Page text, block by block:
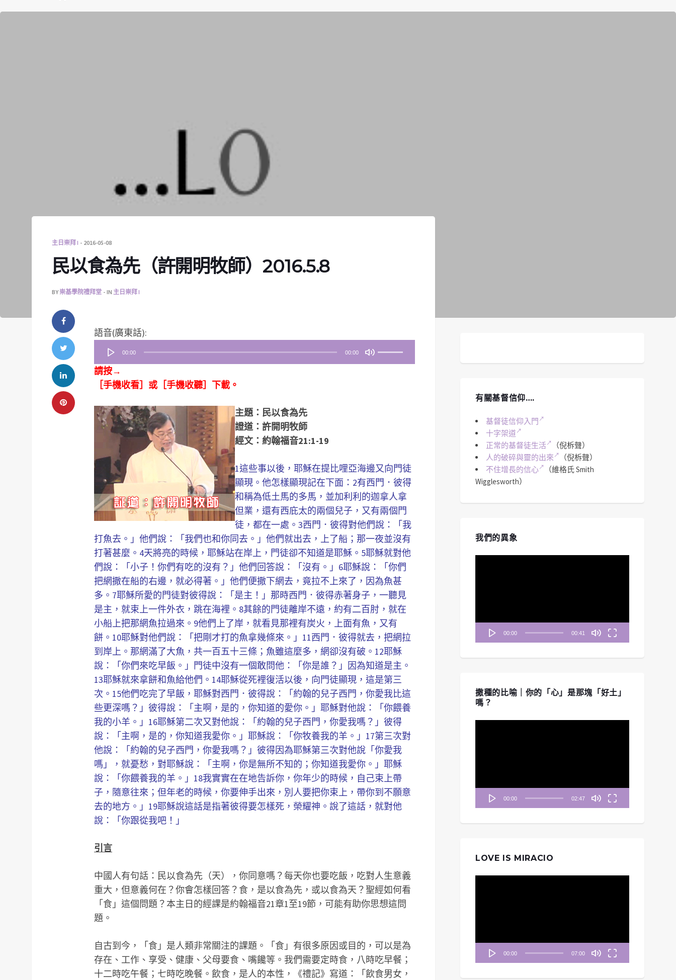
主日崇拜 I 2016-05-08
民以食為先（許開明牧師）2016.5.8
BY崇基學院禮拜堂 IN 主日崇拜 I
語音(廣東話):
器
00:00 00:00
提
高
或
降
低
音
量
。
請按→
［手機收看］或［手機收聽］下載。
主題：民以食為先
證道：許開明牧師
經文：約翰福音21:1-19
1這些事以後，耶穌在提比哩亞海邊又向門徒
顯現。他怎樣顯現記在下面：2有西門．彼得
和稱為低土馬的多馬，並加利利的迦拿人拿
但業，還有西庇太的兩個兒子，又有兩個門
徒，都在一處。3西門．彼得對他們說：「我
打魚去。」他們說：「我們也和你同去。」他們就出去，上了船；那一夜並沒有
打著甚麼。4天將亮的時候，耶穌站在岸上，門徒卻不知道是耶穌。5耶穌就對他
們說：「小子！你們有吃的沒有？」他們回答說：「沒有。」6耶穌說：「你們
把網撒在船的右邊，就必得著。」他們便撒下網去，竟拉不上來了，因為魚甚
多。7耶穌所愛的門徒對彼得說：「是主！」那時西門．彼得赤著身子，一聽見
是主，就束上一件外衣，跳在海裡。8其餘的門徒離岸不遠，約有二百肘，就在
小船上把那網魚拉過來。9他們上了岸，就看見那裡有炭火，上面有魚，又有
餅。10耶穌對他們說：「把剛才打的魚拿幾條來。」11西門．彼得就去，把網拉
到岸上。那網滿了大魚，共一百五十三條；魚雖這麼多，網卻沒有破。12耶穌
說：「你們來吃早飯。」門徒中沒有一個敢問他：「你是誰？」因為知道是主。
13耶穌就來拿餅和魚給他們。14耶穌從死裡復活以後，向門徒顯現，這是第三
次。15他們吃完了早飯，耶穌對西門．彼得說：「約翰的兒子西門，你愛我比這
些更深嗎？」彼得說：「主啊，是的，你知道的愛你。」耶穌對他說：「你餵養
我的小羊。」16耶穌第二次又對他說：「約翰的兒子西門，你愛我嗎？」彼得
說：「主啊，是的，你知道我愛你。」耶穌說：「你牧養我的羊。」17第三次對
他說：「約翰的兒子西門，你愛我嗎？」彼得因為耶穌第三次對他說「你愛我
嗎」，就憂愁，對耶穌說：「主啊，你是無所不知的；你知道我愛你。」耶穌
說：「你餵養我的羊。」18我實實在在地告訴你，你年少的時候，自己束上帶
子，隨意往來；但年老的時候，你要伸手出來，別人要把你束上，帶你到不願意
去的地方。」19耶穌說這話是指著彼得要怎樣死，榮耀神。說了這話，就對他
說：「你跟從我吧！」
引言
中國人有句話：民以食為先（天），你同意嗎？每天你也要吃飯，吃對人生意義
重大，但意義何在？你會怎樣回答？食，是以食為先，或以食為天？聖經如何看
「食」這個問題？本主日的經課是約翰福音21章1至19節，可能有助你思想這問
題。
自古到今，「食」是人類非常關注的課題。「食」有很多原因或目的，可以是為
存在、工作、享受、健康、父母要食、嘴饞等。我們需要定時食，八時吃早餐；
十二時吃午餐；七時吃晚餐。飲食，是人的本性，《禮記》寫道：「飲食男女，
有關基督信仰….
基督徒信仰入門
十字架道
正常的基督徒生活
（倪柝聲）
人的破碎與靈的出來
（倪柝聲）
不住增長的信心
（維格氏 Smith
Wigglesworth）
我們的異象
00:00 00:41
撒種的比喻｜你的「心」是那塊「好土」
嗎？
00:00 02:47
LOVE IS MIRACIO
00:00 07:00